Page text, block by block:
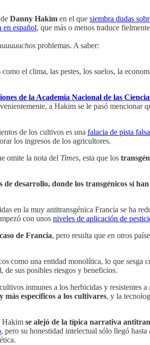
Danny Hakim en el que siembra dudas
en español, que más o menos traduce
problemas. A saber:
como el clima, las pestes, los suelos, la
de la Academia Nacional de las
a Hakim se le pasó mencionar
de los cultivos es una falacia de pista falsa
los ingresos de los agricultores.
omite la nota del Times, esta que los
de desarrollo, donde los transgénicos sí
en la muy antitransgénica Francia se ha
con unos niveles de aplicación de
de Francia, pero resulta que en otros
como una entidad monolítica, lo que
de sus posibles riesgos y beneficios.
inmunes a los herbicidas y resistentes a
específicos a los cultivares, y la
Hakim se alejó de la típica narrativa
, pero su honestidad intelectual sólo llegó